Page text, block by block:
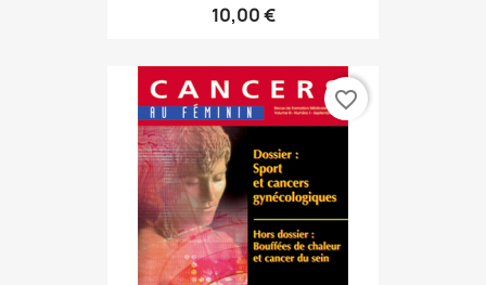
10,00 €
favorite_border